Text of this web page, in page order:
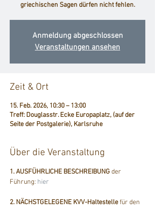
griechischen Sagen dürfen nicht fehlen.
Anmeldung abgeschlossen
Veranstaltungen ansehen
Zeit & Ort
15. Feb. 2026, 10:30 – 13:00
Treff: Douglasstr. Ecke Europaplatz, (auf der
Seite der Postgalerie), Karlsruhe
Über die Veranstaltung
1. AUSFÜHRLICHE BESCHREIBUNG der
Führung: hier
2. NÄCHSTGELEGENE KVV-Haltestelle für den